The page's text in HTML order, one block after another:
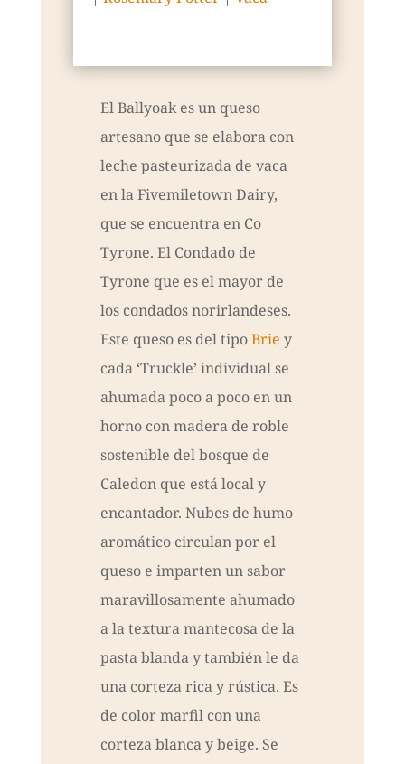
El Ballyoak es un queso
artesano que se elabora con
leche pasteurizada de vaca
en la Fivemiletown Dairy,
que se encuentra en Co
Tyrone. El Condado de
Tyrone que es el mayor de
los condados norirlandeses.
Este queso es del tipoBrie y
cada ‘Truckle’ individual se
ahumada poco a poco en un
horno con madera de roble
sostenible del bosque de
Caledon que está local y
encantador. Nubes de humo
aromático circulan por el
queso e imparten un sabor
maravillosamente ahumado
a la textura mantecosa de la
pasta blanda y también le da
una corteza rica y rústica. Es
de color marfil con una
corteza blanca y beige. Se